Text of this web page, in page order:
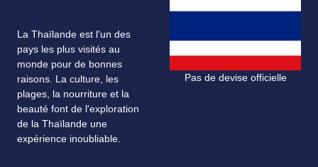
La Thaïlande est l'un des
pays les plus visités au
monde pour de bonnes
raisons. La culture, les
plages, la nourriture et la
beauté font de l'exploration
de la Thaïlande une
expérience inoubliable.
Pas de devise officielle